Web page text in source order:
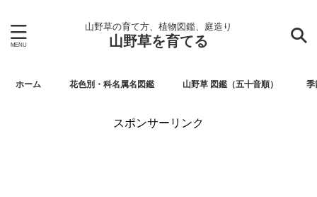
山野草の育て方、植物図鑑、庭造り
山野草を育てる
ホーム 花色別・科名属名図鑑 山野草 図鑑（五十音順） 季
スポンサーリンク